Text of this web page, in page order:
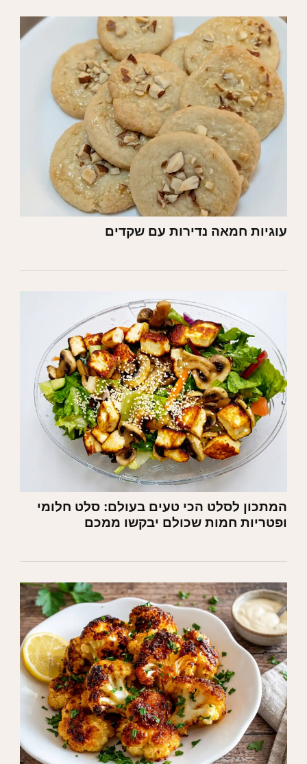
עוגיות חמאה נדירות עם שקדים
המתכון לסלט הכי טעים בעולם: סלט חלומי
ופטריות חמות שכולם יבקשו ממכם